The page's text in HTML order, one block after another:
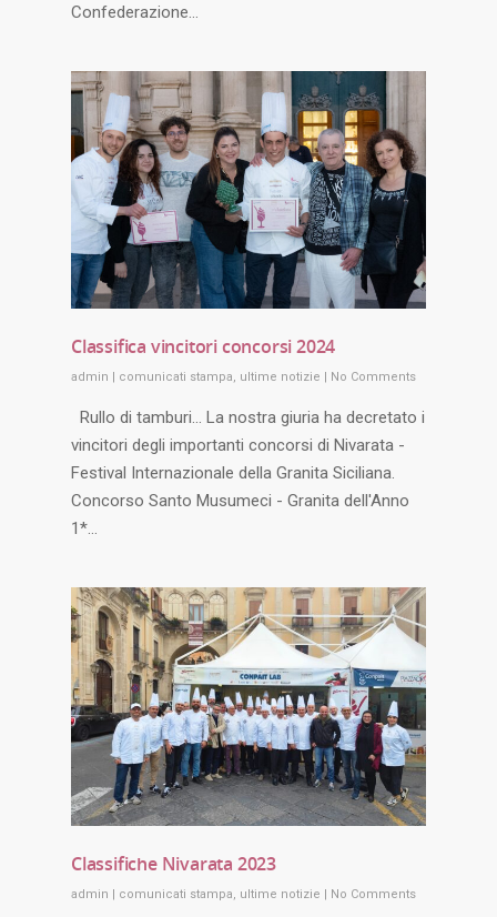
Confederazione…
Classifica vincitori concorsi 2024
admin comunicati stampa, ultime notizie No Comments
Rullo di tamburi... La nostra giuria ha decretato i
vincitori degli importanti concorsi di Nivarata -
Festival Internazionale della Granita Siciliana.
Concorso Santo Musumeci - Granita dell'Anno
1*…
Classifiche Nivarata 2023
admin comunicati stampa, ultime notizie No Comments